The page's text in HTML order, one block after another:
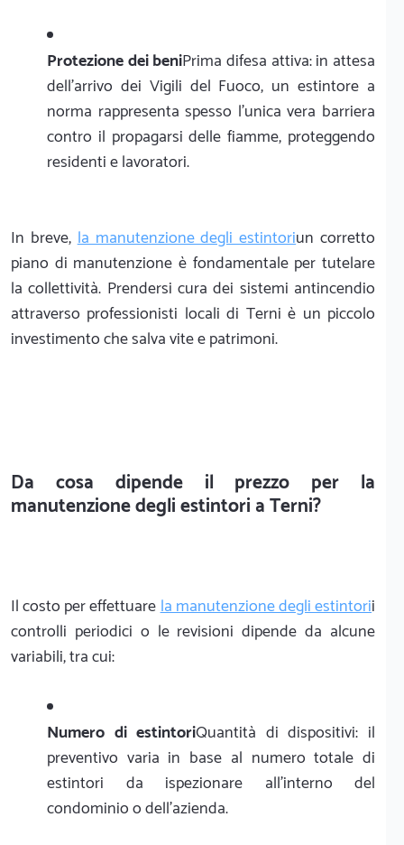
Protezione dei beniPrima difesa attiva: in attesa
dell'arrivo dei Vigili del Fuoco, un estintore a
norma rappresenta spesso l'unica vera barriera
contro il propagarsi delle fiamme, proteggendo
residenti e lavoratori.
In breve,la manutenzione degli estintoriun corretto
piano di manutenzione è fondamentale per tutelare
la collettività. Prendersi cura dei sistemi antincendio
attraverso professionisti locali di Terni è un piccolo
investimento che salva vite e patrimoni.
Da cosa dipende il prezzo per la
manutenzione degli estintori a Terni?
Il costo per effettuarela manutenzione degli estintorii
controlli periodici o le revisioni dipende da alcune
variabili, tra cui:
Numero di estintoriQuantità di dispositivi: il
preventivo varia in base al numero totale di
estintori da ispezionare all'interno del
condominio o dell'azienda.